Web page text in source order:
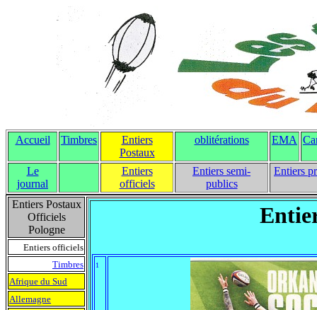
Accueil Timbres
Entiers
Postaux
oblitérations EMA
Le
journal
Entiers
officiels
Entiers semi-
publics
Entiers
Entiers Postaux
Officiels
Pologne
1
Entiers officiels
Timbres
Afrique du Sud
Allemagne